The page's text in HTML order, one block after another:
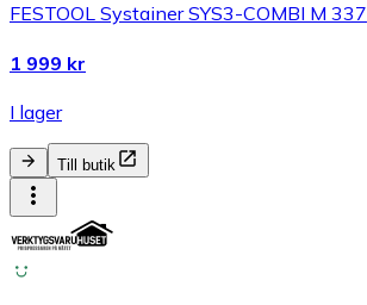
FESTOOL Systainer SYS3-COMBI M 337
1 999 kr
I lager
Till butik